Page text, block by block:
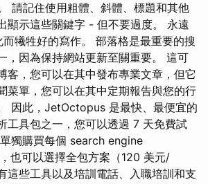
請記住使用粗體、斜體、標題和其他
顯示這些關鍵字 - 但不要過度。 永遠
犧牲好的寫作。 部落格是最重要的搜
，因為保持網站更新至關重要。 這可
客，您可以在其中發布專業文章，但它
菜單，您可以在其中定期報告與您的行
因此，JetOctopus 是最快、最便宜的
工具包之一，您可以透過 7 天免費試
獨購買每個 search engine
也可以選擇全包方案（120 美元/
這些工具以及培訓電話、入職培訓和支